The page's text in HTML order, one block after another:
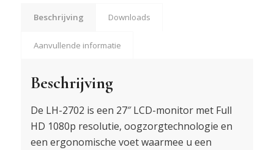
Beschrijving Downloads
Aanvullende informatie
Beschrijving
De LH-2702 is een 27″ LCD-monitor met Full
HD 1080p resolutie, oogzorgtechnologie en
een ergonomische voet waarmee u een